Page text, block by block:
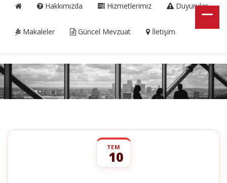
Hakkımızda Hizmetlerimiz Duyurular
Makaleler Güncel Mevzuat İletişim
TEM
10